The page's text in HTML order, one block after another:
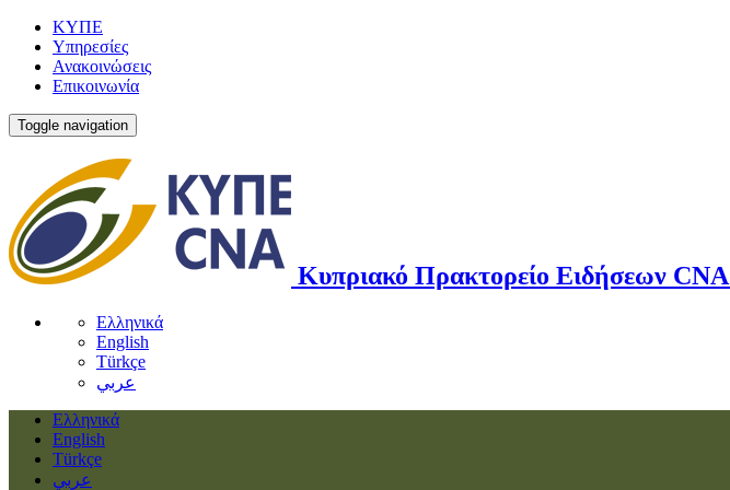
ΚΥΠΕ
Υπηρεσίες
Ανακοινώσεις
Επικοινωνία
Toggle navigation
Κυπριακό Πρακτορείο Ειδήσεων CNA
Ελληνικά
English
Türkçe
عربي
Ελληνικά
English
Türkçe
عربي